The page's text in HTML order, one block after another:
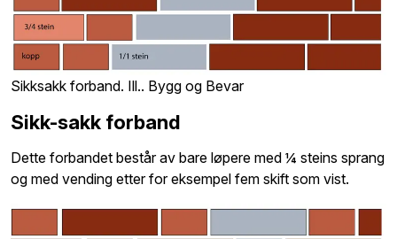
Sikksakk forband. Ill.. Bygg og Bevar
Sikk-sakk forband
Dette forbandet består av bare løpere med ¼ steins sprang
og med vending etter for eksempel fem skift som vist.